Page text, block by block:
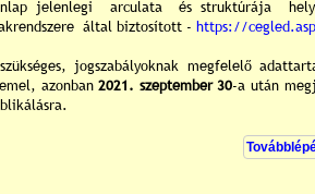
Helyszín: Városháza I. emeleti kistanácskozó
2700 Cegléd, Kossuth tér. 1.
Napirend (részletes meghívó) »
Nyilvános előterjesztések és tájékoztatók